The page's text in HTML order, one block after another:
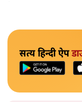
सत्य हिन्दी ऐप